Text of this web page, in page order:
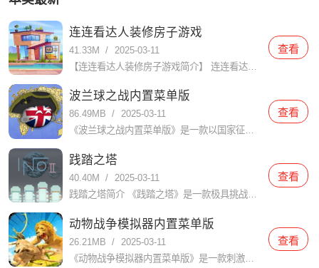
连连看达人装修房子游戏
41.33M /
2025-03-11
【连连看达人装修房子游戏简介】 连连看达人装修房子是一款结合了经典连连看玩法与家居装修元素的休闲益智游戏。玩家需要在限定时间内通过连接相同的图案来消除它们，每消除一对图案即可获得装修材料和金币，用于装
查看
波兰球之战内置菜单版
86.49MB / 2025-03-11
《波兰球之战内置菜单版》是一款以国家征战和统一为核心的策略游戏，在游戏中，玩家扮演一位国家的领袖，通过建设城市、发展经济、招募军队和与其他国家进行外交、战争等手段，最终实现统一和国家崛起的目标。游戏以
查看
践踏之塔
40.40M / 2025-03-11
践踏之塔简介 《践踏之塔》是一款极具挑战性和趣味性的动作冒险游戏。玩家需要在不断攀登塔楼的过程中，克服各种障碍和敌人，体验到前所未有的紧张感和成就感。游戏以其独特的玩法和精美的画面吸引了大量玩家的关注
查看
动物战争模拟器内置菜单版
26.21MB /
2025-03-11
《动物战争模拟器内置菜单版》是一款刺激、有趣的模拟战略游戏，而且在这个游戏中，玩家将扮演不同类型的动物，与其他玩家进行战斗，争夺领地和资源。游戏以独特的图形和令人惊叹的音效为特色，为玩家带来一个逼真的
查看